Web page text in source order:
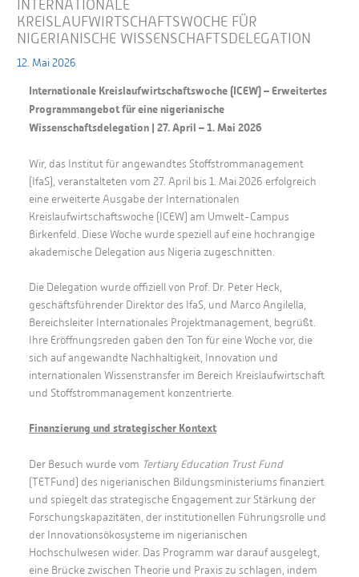
INTERNATIONALE
KREISLAUFWIRTSCHAFTSWOCHE FÜR
NIGERIANISCHE WISSENSCHAFTSDELEGATION
12. Mai 2026
Internationale Kreislaufwirtschaftswoche (ICEW) – Erweitertes
Programmangebot für eine nigerianische
Wissenschaftsdelegation | 27. April – 1. Mai 2026
Wir, das Institut für angewandtes Stoffstrommanagement
(IfaS), veranstalteten vom 27. April bis 1. Mai 2026 erfolgreich
eine erweiterte Ausgabe der Internationalen
Kreislaufwirtschaftswoche (ICEW) am Umwelt-Campus
Birkenfeld. Diese Woche wurde speziell auf eine hochrangige
akademische Delegation aus Nigeria zugeschnitten.
Die Delegation wurde offiziell von Prof. Dr. Peter Heck,
geschäftsführender Direktor des IfaS, und Marco Angilella,
Bereichsleiter Internationales Projektmanagement, begrüßt.
Ihre Eröffnungsreden gaben den Ton für eine Woche vor, die
sich auf angewandte Nachhaltigkeit, Innovation und
internationalen Wissenstransfer im Bereich Kreislaufwirtschaft
und Stoffstrommanagement konzentrierte.
Finanzierung und strategischer Kontext
Der Besuch wurde vom Tertiary Education Trust Fund
(TETFund) des nigerianischen Bildungsministeriums finanziert
und spiegelt das strategische Engagement zur Stärkung der
Forschungskapazitäten, der institutionellen Führungsrolle und
der Innovationsökosysteme im nigerianischen
Hochschulwesen wider. Das Programm war darauf ausgelegt,
eine Brücke zwischen Theorie und Praxis zu schlagen, indem